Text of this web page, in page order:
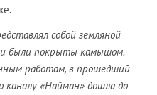
собой земляной
были покрыты камышом.
работам, в прошедший
каналу «Найман» дошла до